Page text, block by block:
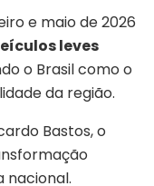
e maio de 2026
leves
o Brasil como o
da região.
Bastos, o
nacional.